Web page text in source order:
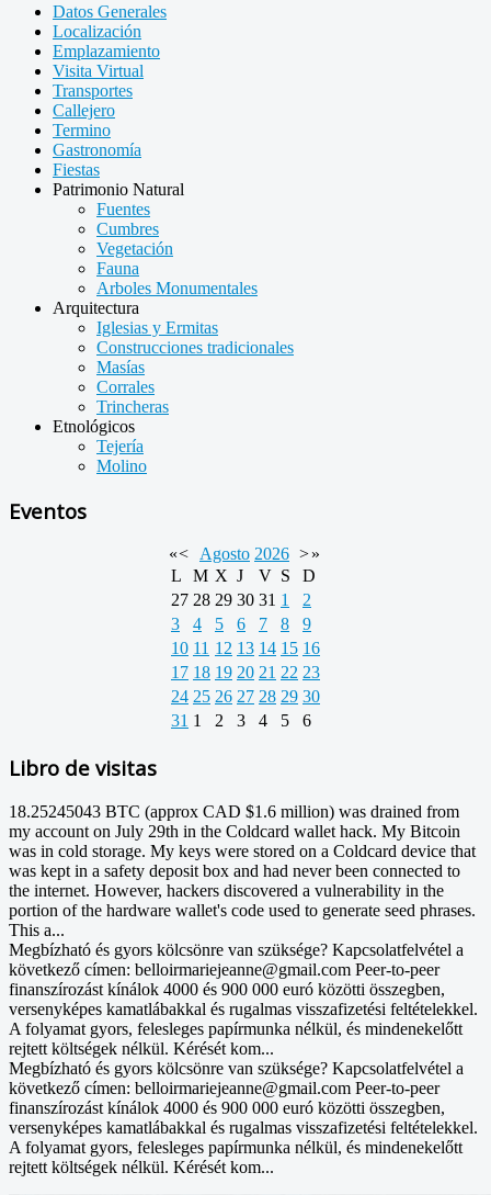
Datos Generales
Localización
Emplazamiento
Visita Virtual
Transportes
Callejero
Termino
Gastronomía
Fiestas
Patrimonio Natural
Fuentes
Cumbres
Vegetación
Fauna
Arboles Monumentales
Arquitectura
Iglesias y Ermitas
Construcciones tradicionales
Masías
Corrales
Trincheras
Etnológicos
Tejería
Molino
Eventos
«< Agosto 2026 >»
L
M X J V S
D
27 28 29 30 31 1
2
3
4 5 6 7 8
9
10 11 12 13 14 15 16
17 18 19 20 21 22 23
24 25 26 27 28 29 30
31 1 2 3 4 5 6
Libro de visitas
18.25245043 BTC (approx CAD $1.6 million) was drained from
my account on July 29th in the Coldcard wallet hack. My Bitcoin
was in cold storage. My keys were stored on a Coldcard device that
was kept in a safety deposit box and had never been connected to
the internet. However, hackers discovered a vulnerability in the
portion of the hardware wallet's code used to generate seed phrases.
This a...
Megbízható és gyors kölcsönre van szüksége? Kapcsolatfelvétel a
következő címen: belloirmariejeanne@gmail.com Peer-to-peer
finanszírozást kínálok 4000 és 900 000 euró közötti összegben,
versenyképes kamatlábakkal és rugalmas visszafizetési feltételekkel.
A folyamat gyors, felesleges papírmunka nélkül, és mindenekelőtt
rejtett költségek nélkül. Kérését kom...
Megbízható és gyors kölcsönre van szüksége? Kapcsolatfelvétel a
következő címen: belloirmariejeanne@gmail.com Peer-to-peer
finanszírozást kínálok 4000 és 900 000 euró közötti összegben,
versenyképes kamatlábakkal és rugalmas visszafizetési feltételekkel.
A folyamat gyors, felesleges papírmunka nélkül, és mindenekelőtt
rejtett költségek nélkül. Kérését kom...